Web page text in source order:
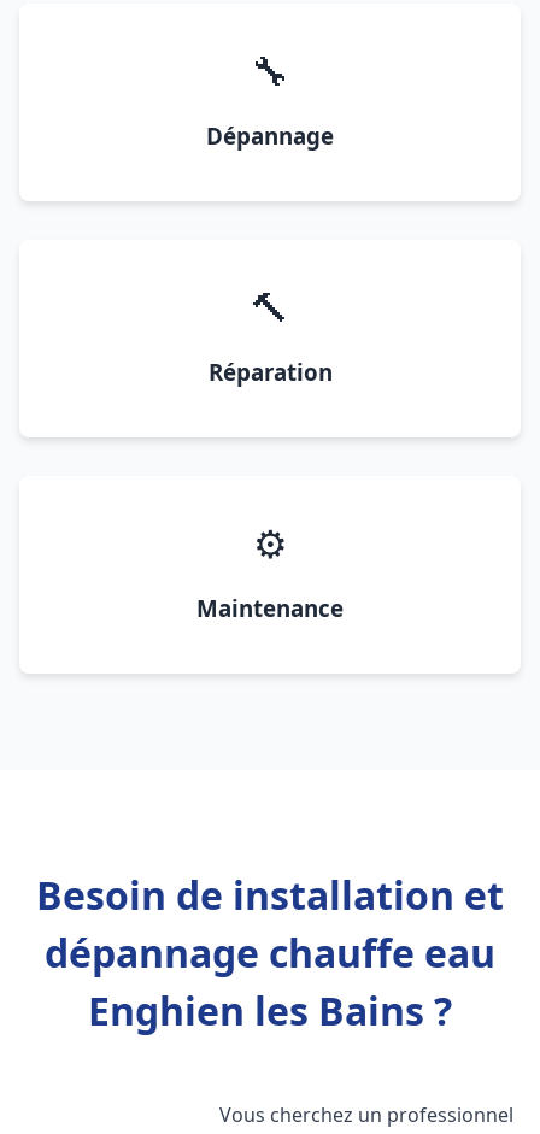
🔧
Dépannage
🔨
Réparation
⚙️
Maintenance
Besoin de installation et
dépannage chauffe eau
Enghien les Bains ?
Vous cherchez un professionnel